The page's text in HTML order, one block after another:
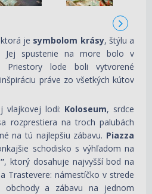
je symbolom krásy, štýlu a
Jej spustenie na more bolo v
Priestory lode boli vytvorené
práve zo všetkých kútov
vlajkovej lodi: Koloseum, srdce
rozprestiera na troch palubách
na tú najlepšiu zábavu. Piazza
schodisko s výhľadom na
, ktorý dosahuje najvyšší bod na
Trastevere: námestíčko v strede
a zábavu na jednom